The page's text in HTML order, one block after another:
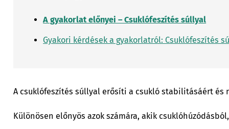
A gyakorlat előnyei – Csuklófeszítés súllyal
Gyakori kérdések a gyakorlatról: Csuklófeszítés
A csuklófeszítés súllyal erősíti a csukló stabilitásáért és
Különösen előnyös azok számára, akik